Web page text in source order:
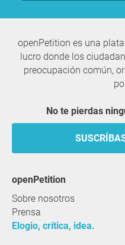
openPetition es una
lucro donde los
preocupación común,
No te pierdas
openPetition
Sobre nosotros
Prensa
Elogio, crítica, idea.